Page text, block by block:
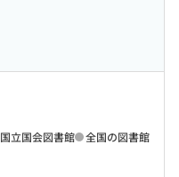
国立国会図書館 全国の図書館